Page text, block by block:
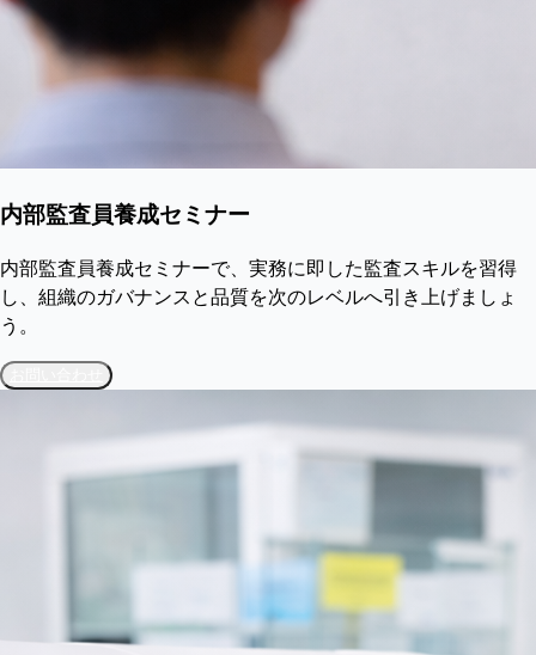
内部監査員養成セミナー
内部監査員養成セミナーで、実務に即した監査スキルを習得
し、組織のガバナンスと品質を次のレベルへ引き上げましょ
う。